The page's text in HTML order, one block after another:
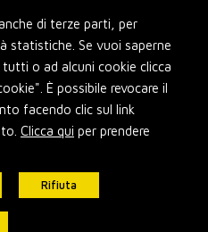
di terze parti, per
statistiche. Se vuoi saperne
o ad alcuni cookie clicca
È possibile revocare il
facendo clic sul link
Clicca qui per prendere
Rifiuta